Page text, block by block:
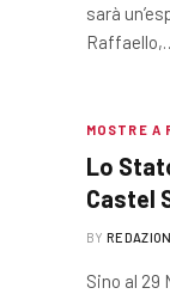
sarà
MOSTRE A
Lo
Castel
BY
Sino al 29